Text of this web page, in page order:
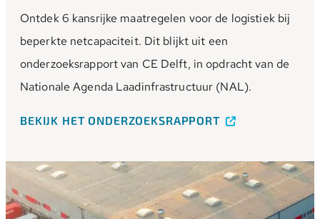
Ontdek 6 kansrijke maatregelen voor de logistiek bij
beperkte netcapaciteit. Dit blijkt uit een
onderzoeksrapport van CE Delft, in opdracht van de
Nationale Agenda Laadinfrastructuur (NAL).
BEKIJK HET ONDERZOEKSRAPPORT